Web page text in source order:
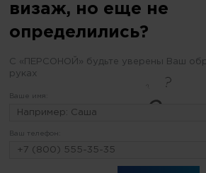
визаж, но еще не
определились?
С «ПЕРСОНОЙ» будьте уверены Ваш
руках
Ваше имя:
Ваш телефон: